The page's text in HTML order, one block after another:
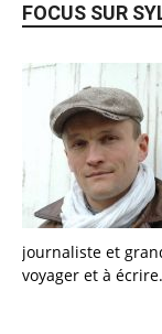
FOCUS SUR
journaliste et
voyager et à écrire.